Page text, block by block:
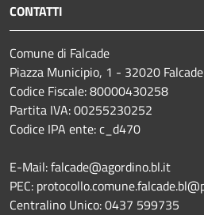
CONTATTI
Comune di Falcade
Piazza Municipio, 1 - 32020
Codice Fiscale: 80000430258
Partita IVA: 00255230252
Codice IPA ente: c_d470
E-Mail: falcade@agordino.bl.it
PEC:
Centralino Unico: 0437 599735